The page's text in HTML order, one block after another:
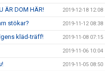
ÄR DOM HÄR! 2019-12-18 12:08
stökar? 2019-11-12 08:38
kläd-träff! 2019-11-08 07:15
2019-11-06 10:04
2019-11-05 08:50